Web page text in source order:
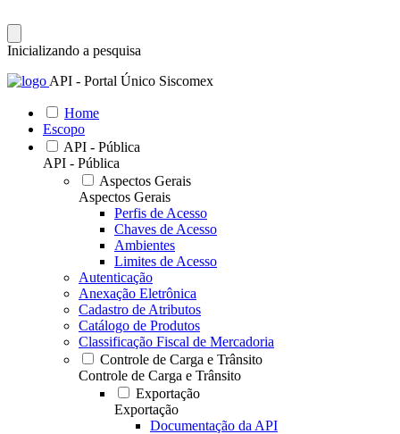
Inicializando a pesquisa
API - Portal Único Siscomex
Home
Escopo
API - Pública
API - Pública
Aspectos Gerais
Aspectos Gerais
Perfis de Acesso
Chaves de Acesso
Ambientes
Limites de Acesso
Autenticação
Anexação Eletrônica
Cadastro de Atributos
Catálogo de Produtos
Classificação Fiscal de Mercadoria
Controle de Carga e Trânsito
Controle de Carga e Trânsito
Exportação
Exportação
Documentação da API